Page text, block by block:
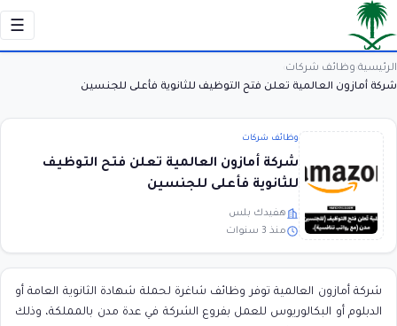
☰
الرئيسية وظائف شركات
شركة أمازون العالمية تعلن فتح التوظيف للثانوية فأعلى للجنسين
وظائف شركات
شركة أمازون العالمية تعلن فتح التوظيف
للثانوية فأعلى للجنسين
هفيدك بلس
منذ 3 سنوات
شركة أمازون العالمية توفر وظائف شاغرة لحملة شهادة الثانوية العامة أو
الدبلوم أو البكالوريوس للعمل بفروع الشركة في عدة مدن بالمملكة، وذلك